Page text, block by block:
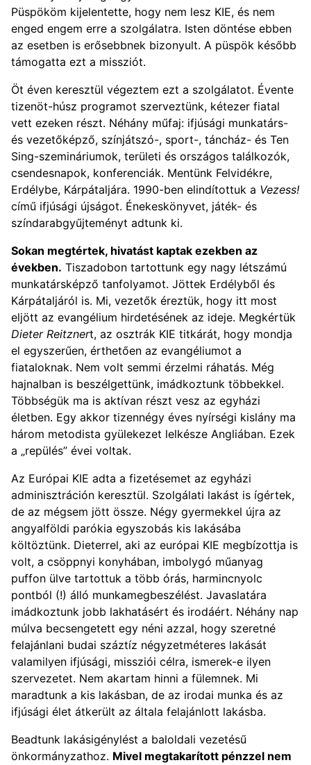
Püspököm kijelentette, hogy nem lesz KIE, és nem
enged engem erre a szolgálatra. Isten döntése ebben
az esetben is erősebbnek bizonyult. A püspök később
támogatta ezt a missziót.
Öt éven keresztül végeztem ezt a szolgálatot. Évente
tizenöt-húsz programot szerveztünk, kétezer fiatal
vett ezeken részt. Néhány műfaj: ifjúsági munkatárs-
és vezetőképző, színjátszó-, sport-, táncház- és Ten
Sing-szemináriumok, területi és országos találkozók,
csendesnapok, konferenciák. Mentünk Felvidékre,
Erdélybe, Kárpátaljára. 1990-ben elindítottuk a Vezess!
című ifjúsági újságot. Énekeskönyvet, játék- és
színdarabgyűjteményt adtunk ki.
Sokan megtértek, hivatást kaptak ezekben az
években. Tiszadobon tartottunk egy nagy létszámú
munkatársképző tanfolyamot. Jöttek Erdélyből és
Kárpátaljáról is. Mi, vezetők éreztük, hogy itt most
eljött az evangélium hirdetésének az ideje. Megkértük
Dieter Reitznert, az osztrák KIE titkárát, hogy mondja
el egyszerűen, érthetően az evangéliumot a
fiataloknak. Nem volt semmi érzelmi ráhatás. Még
hajnalban is beszélgettünk, imádkoztunk többekkel.
Többségük ma is aktívan részt vesz az egyházi
életben. Egy akkor tizennégy éves nyírségi kislány ma
három metodista gyülekezet lelkésze Angliában. Ezek
a „repülés” évei voltak.
Az Európai KIE adta a fizetésemet az egyházi
adminisztráción keresztül. Szolgálati lakást is ígértek,
de az mégsem jött össze. Négy gyermekkel újra az
angyalföldi parókia egyszobás kis lakásába
költöztünk. Dieterrel, aki az európai KIE megbízottja is
volt, a csöppnyi konyhában, imbolygó műanyag
puffon ülve tartottuk a több órás, harmincnyolc
pontból (!) álló munkamegbeszélést. Javaslatára
imádkoztunk jobb lakhatásért és irodáért. Néhány nap
múlva becsengetett egy néni azzal, hogy szeretné
felajánlani budai száztíz négyzetméteres lakását
valamilyen ifjúsági, missziói célra, ismerek-e ilyen
szervezetet. Nem akartam hinni a fülemnek. Mi
maradtunk a kis lakásban, de az irodai munka és az
ifjúsági élet átkerült az általa felajánlott lakásba.
Beadtunk lakásigénylést a baloldali vezetésű
önkormányzathoz. Mivel megtakarított pénzzel nem